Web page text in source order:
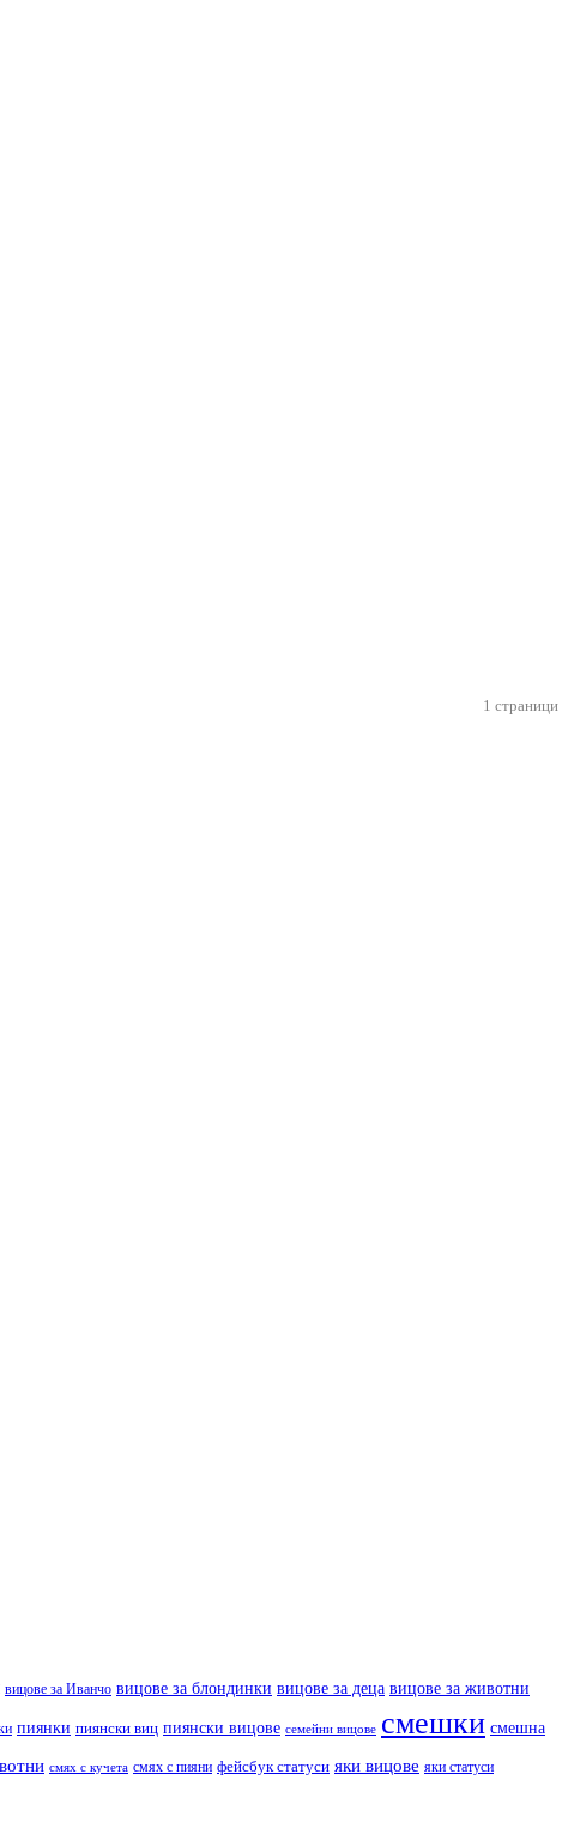
1 страници
вицове за Иванчо вицове за блондинки вицове за деца вицове за животни
пиянки пиянски виц пиянски вицове семейни вицове смешки смешна
смях с кучета смях с пияни фейсбук статуси яки вицове яки статуси